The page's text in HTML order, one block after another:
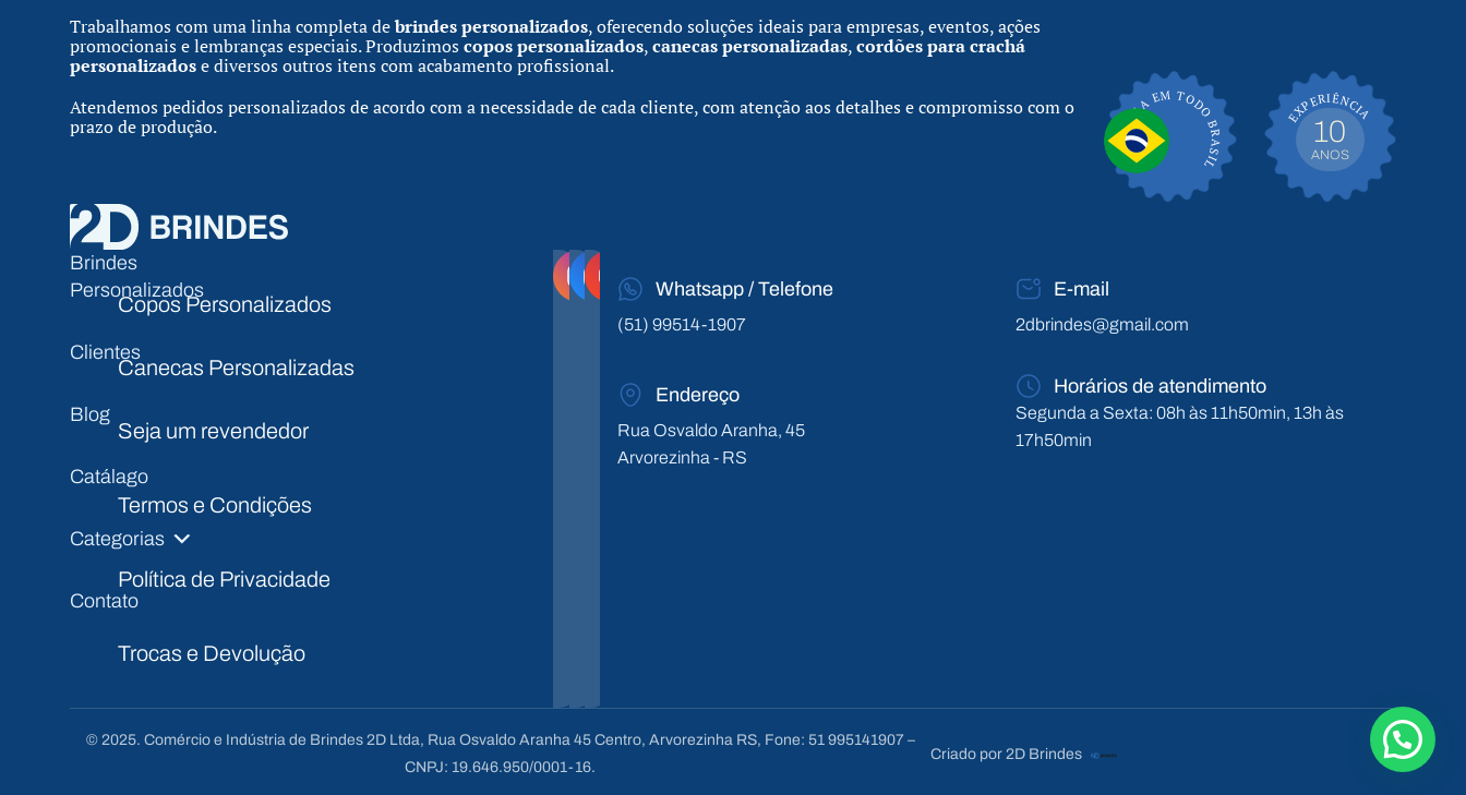
Trabalhamos com uma linha completa debrindes personalizados, oferecendo soluções ideais para empresas, eventos, ações
promocionais e lembranças especiais. Produzimoscopos personalizados,canecas personalizadas,cordões para crachá
personalizadose diversos outros itens com acabamento profissional.
Atendemos pedidos personalizados de acordo com a necessidade de cada cliente, com atenção aos detalhes e compromisso com o
prazo de produção.
ENTREGA EM TODO BRASIL EXPERIÊNCIA
ANOS
10
Brindes
Personalizados
Clientes
Blog
Catálago
Categorias
Contato
Copos Personalizados
Canecas Personalizadas
Seja um revendedor
Termos e Condições
Política de Privacidade
Trocas e Devolução
@2DBRINDES
@2DBRINDES
@2DBRINDES660
Whatsapp / Telefone
(51) 99514-1907
E-mail
2dbrindes@gmail.com
Endereço
Rua Osvaldo Aranha, 45
Arvorezinha - RS
Horários de atendimento
Segunda a Sexta: 08h às 11h50min, 13h às
17h50min
© 2025. Comércio e Indústria de Brindes 2D Ltda, Rua Osvaldo Aranha 45 Centro, Arvorezinha RS, Fone: 51 995141907 –
CNPJ: 19.646.950/0001-16.
Criado por 2D Brindes